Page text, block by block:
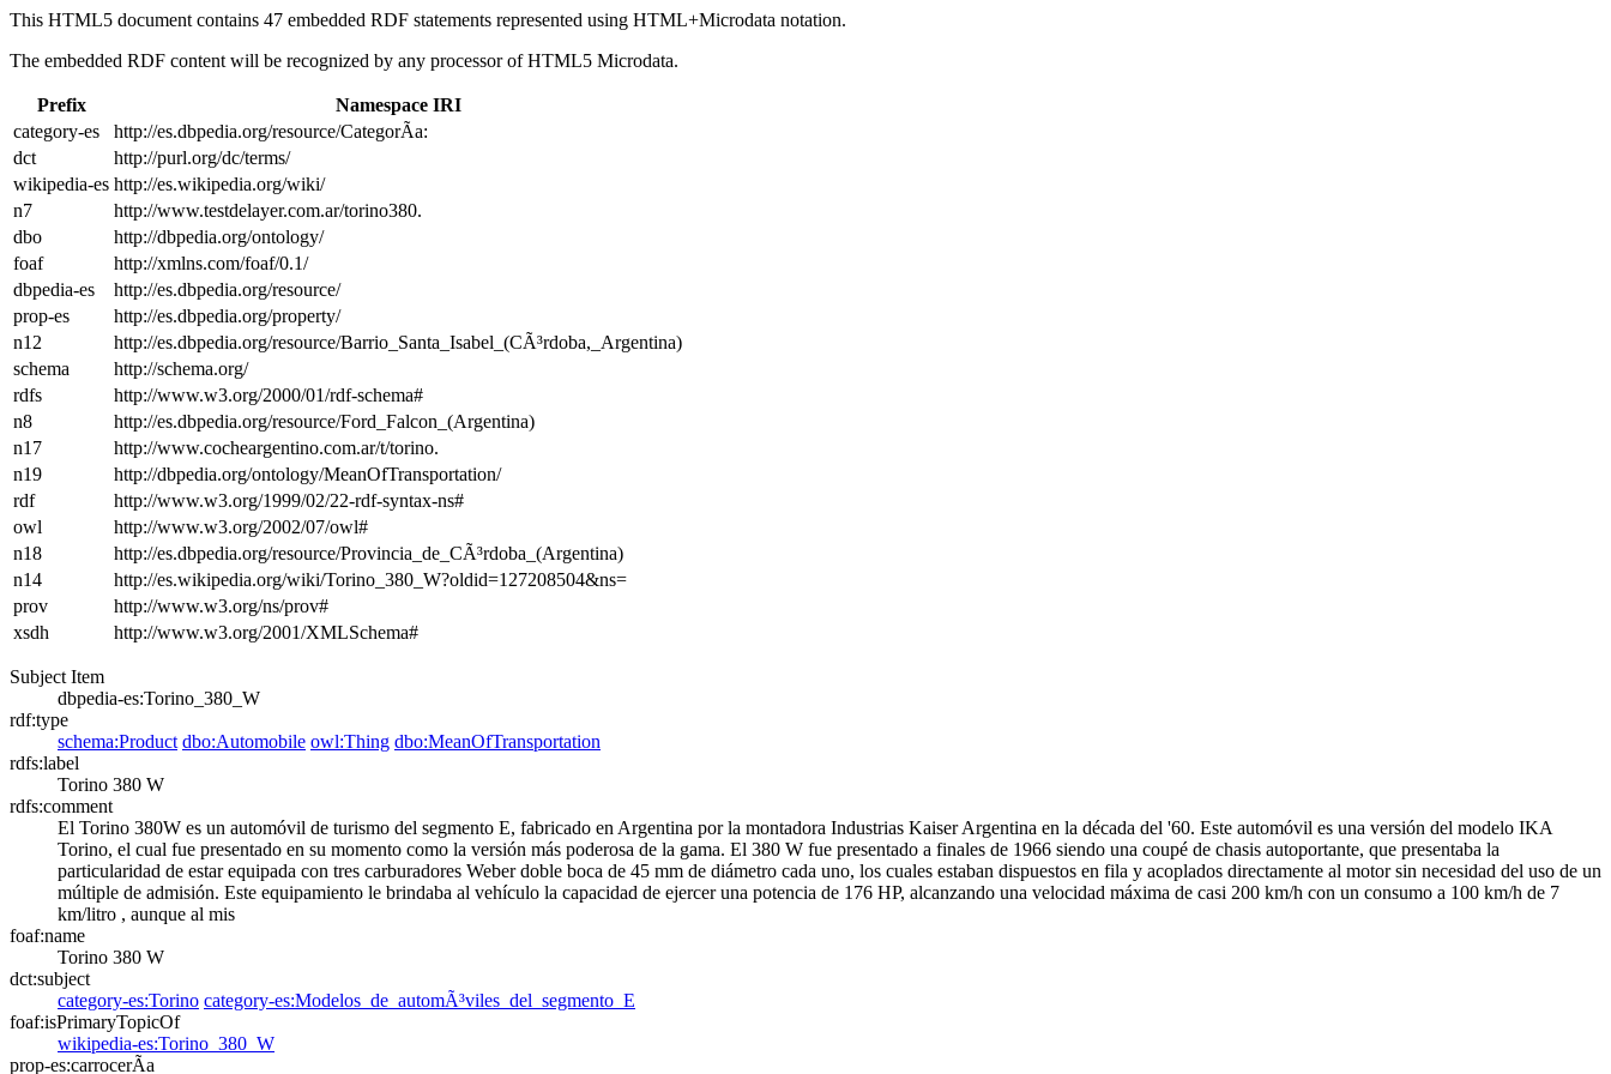
This HTML5 document contains 47 embedded RDF statements represented using HTML+Microdata notation.
The embedded RDF content will be recognized by any processor of HTML5 Microdata.
Prefix
Namespace IRI
category-es
http://es.dbpedia.org/resource/CategorÃ­a:
dct
http://purl.org/dc/terms/
wikipedia-es http://es.wikipedia.org/wiki/
n7
http://www.testdelayer.com.ar/torino380.
dbo
http://dbpedia.org/ontology/
foaf
http://xmlns.com/foaf/0.1/
dbpedia-es
http://es.dbpedia.org/resource/
prop-es
http://es.dbpedia.org/property/
n12
http://es.dbpedia.org/resource/Barrio_Santa_Isabel_(CÃ³rdoba,_Argentina)
schema
http://schema.org/
rdfs
http://www.w3.org/2000/01/rdf-schema#
n8
http://es.dbpedia.org/resource/Ford_Falcon_(Argentina)
n17
http://www.cocheargentino.com.ar/t/torino.
n19
http://dbpedia.org/ontology/MeanOfTransportation/
rdf
http://www.w3.org/1999/02/22-rdf-syntax-ns#
owl
http://www.w3.org/2002/07/owl#
n18
http://es.dbpedia.org/resource/Provincia_de_CÃ³rdoba_(Argentina)
n14
http://es.wikipedia.org/wiki/Torino_380_W?oldid=127208504&ns=
prov
http://www.w3.org/ns/prov#
xsdh
http://www.w3.org/2001/XMLSchema#
Subject Item
dbpedia-es:Torino_380_W
rdf:type
schema:Product dbo:Automobile owl:Thing dbo:MeanOfTransportation
rdfs:label
Torino 380 W
rdfs:comment
El Torino 380W es un automóvil de turismo del segmento E, fabricado en Argentina por la montadora Industrias Kaiser Argentina en la década del '60. Este automóvil es una versión del modelo IKA
Torino, el cual fue presentado en su momento como la versión más poderosa de la gama. El 380 W fue presentado a finales de 1966 siendo una coupé de chasis autoportante, que presentaba la
particularidad de estar equipada con tres carburadores Weber doble boca de 45 mm de diámetro cada uno, los cuales estaban dispuestos en fila y acoplados directamente al motor sin necesidad del uso de un
múltiple de admisión. Este equipamiento le brindaba al vehículo la capacidad de ejercer una potencia de 176 HP, alcanzando una velocidad máxima de casi 200 km/h con un consumo a 100 km/h de 7
km/litro , aunque al mis
foaf:name
Torino 380 W
dct:subject
category-es:Torino category-es:Modelos_de_automÃ³viles_del_segmento_E
foaf:isPrimaryTopicOf
wikipedia-es:Torino_380_W
prop-es:carrocerÃ­a